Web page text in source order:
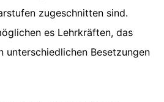
zugeschnitten sind.
es Lehrkräften, das
unterschiedlichen Besetzungen